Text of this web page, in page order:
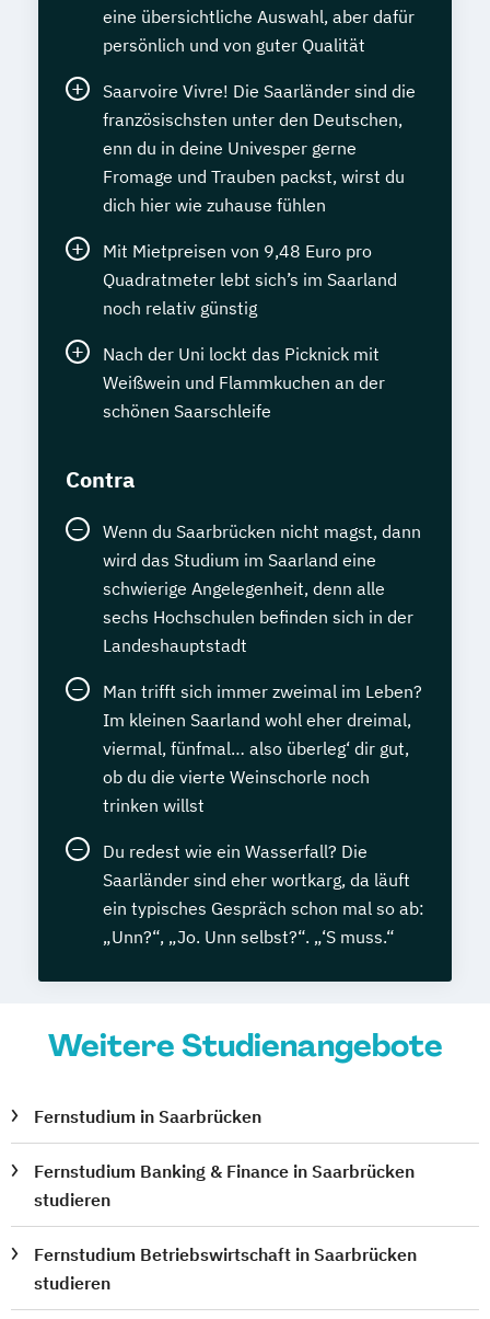
eine übersichtliche Auswahl, aber dafür
persönlich und von guter Qualität
Saarvoire Vivre! Die Saarländer sind die
französischsten unter den Deutschen,
enn du in deine Univesper gerne
Fromage und Trauben packst, wirst du
dich hier wie zuhause fühlen
Mit Mietpreisen von 9,48 Euro pro
Quadratmeter lebt sich’s im Saarland
noch relativ günstig
Nach der Uni lockt das Picknick mit
Weißwein und Flammkuchen an der
schönen Saarschleife
Contra
Wenn du Saarbrücken nicht magst, dann
wird das Studium im Saarland eine
schwierige Angelegenheit, denn alle
sechs Hochschulen befinden sich in der
Landeshauptstadt
Man trifft sich immer zweimal im Leben?
Im kleinen Saarland wohl eher dreimal,
viermal, fünfmal… also überleg‘ dir gut,
ob du die vierte Weinschorle noch
trinken willst
Du redest wie ein Wasserfall? Die
Saarländer sind eher wortkarg, da läuft
ein typisches Gespräch schon mal so ab:
„Unn?“, „Jo. Unn selbst?“. „‘S muss.“
Weitere Studienangebote
Fernstudium in Saarbrücken
Fernstudium Banking & Finance in Saarbrücken
studieren
Fernstudium Betriebswirtschaft in Saarbrücken
studieren